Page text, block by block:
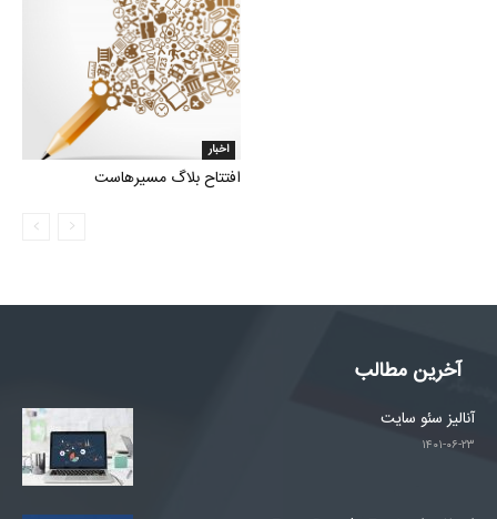
اخبار
افتتاح بلاگ مسیرهاست
آخرین مطالب
آنالیز سئو سایت
۱۴۰۱-۰۶-۲۳